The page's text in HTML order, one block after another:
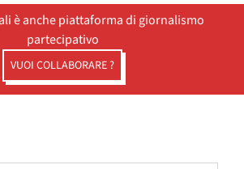
è anche piattaforma di giornalismo
partecipativo
VUOI COLLABORARE ?